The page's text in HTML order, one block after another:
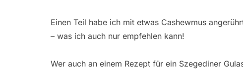
Einen Teil habe ich mit etwas Cashewmus
– was ich auch nur empfehlen kann!
Wer auch an einem Rezept für ein Szegediner